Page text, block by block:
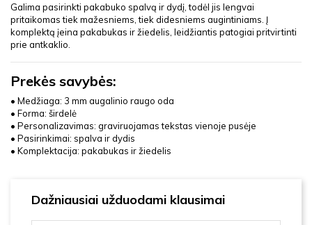
Galima pasirinkti pakabuko spalvą ir dydį, todėl jis lengvai
pritaikomas tiek mažesniems, tiek didesniems augintiniams. Į
komplektą įeina pakabukas ir žiedelis, leidžiantis patogiai pritvirtinti
prie antkaklio.
Prekės savybės:
• Medžiaga: 3 mm augalinio raugo oda
• Forma: širdelė
• Personalizavimas: graviruojamas tekstas vienoje pusėje
• Pasirinkimai: spalva ir dydis
• Komplektacija: pakabukas ir žiedelis
Dažniausiai užduodami klausimai